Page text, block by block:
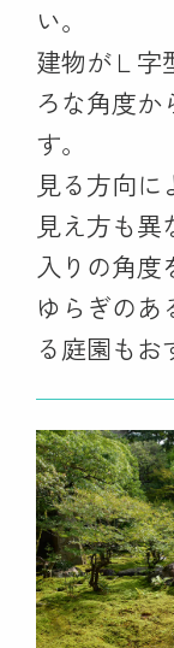
い。
建物がＬ字
ろな角度か
す。
見る方向
見え方も
入りの角度
ゆらぎのあ
る庭園もお